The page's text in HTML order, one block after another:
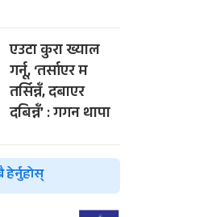
एउटा कुरा ख्याल
गर्नू, ‘तर्साएर म
तर्सिन्नँ, दबाएर
दबिन्नँ’ : गगन थापा